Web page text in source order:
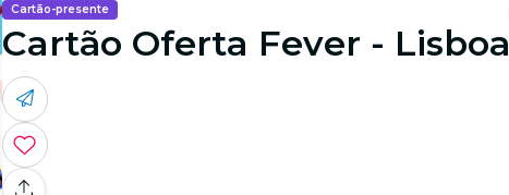
Cartão-presente
Cartão Oferta Fever - Lisboa